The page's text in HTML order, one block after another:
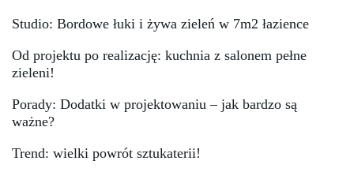
Studio: Bordowe łuki i żywa zieleń w 7m2 łazience
Od projektu po realizację: kuchnia z salonem pełne
zieleni!
Porady: Dodatki w projektowaniu – jak bardzo są
ważne?
Trend: wielki powrót sztukaterii!